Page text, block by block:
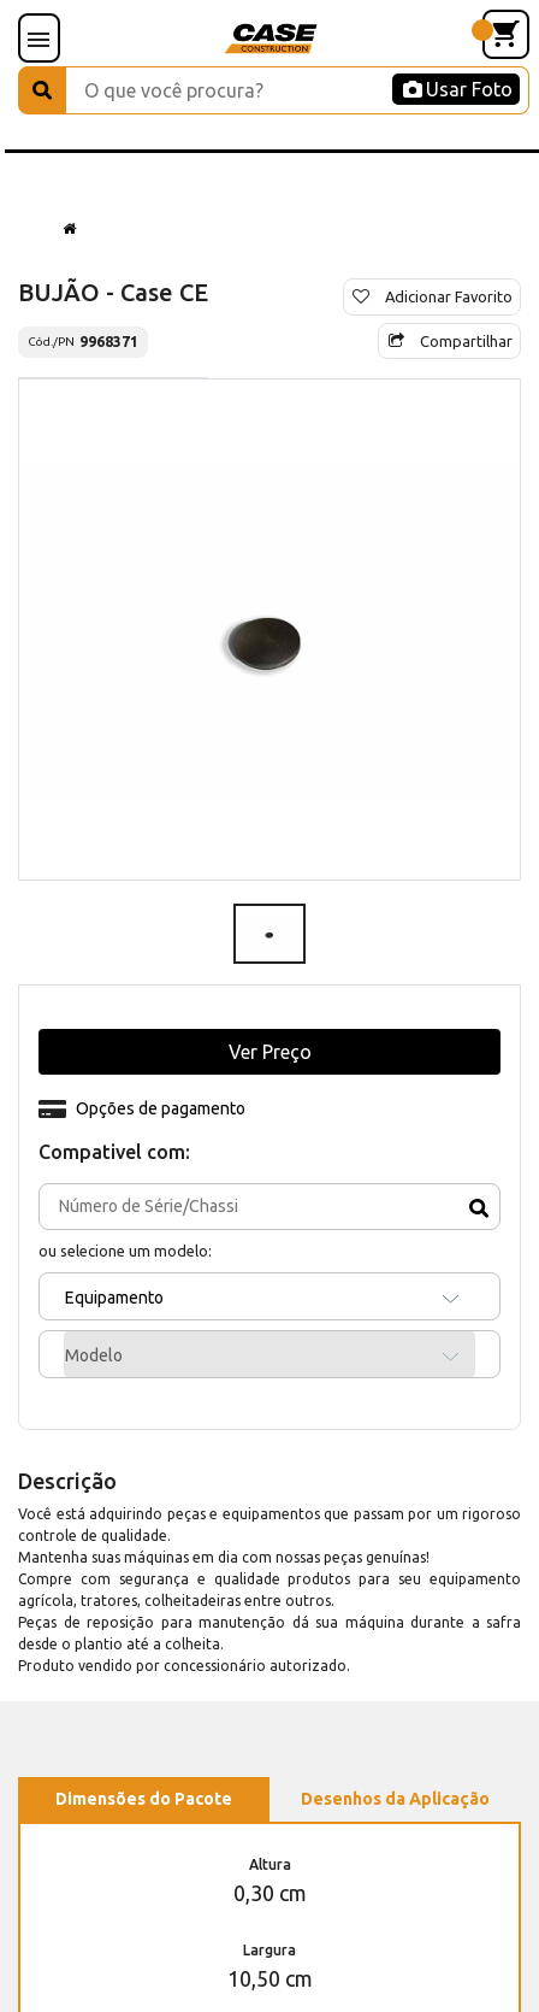
Usar Foto
BUJÃO - Case CE
Cód./PN 9968371
Adicionar Favorito
Compartilhar
Compativel com:
ou selecione um modelo:
Equipamento
Modelo
Opções de pagamento
Ver Preço
Descrição
Você está adquirindo peças e equipamentos que passam por um rigoroso
controle de qualidade.
Mantenha suas máquinas em dia com nossas peças genuínas!
Compre com segurança e qualidade produtos para seu equipamento
agrícola, tratores, colheitadeiras entre outros.
Peças de reposição para manutenção dá sua máquina durante a safra
desde o plantio até a colheita.
Produto vendido por concessionário autorizado.
Dimensões do Pacote Desenhos da Aplicação
Altura
0,30 cm
Largura
10,50 cm